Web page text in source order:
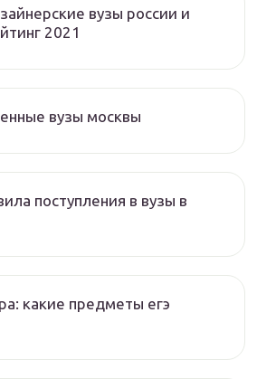
вузы россии и
2021
вузы москвы
поступления в вузы в
какие предметы егэ